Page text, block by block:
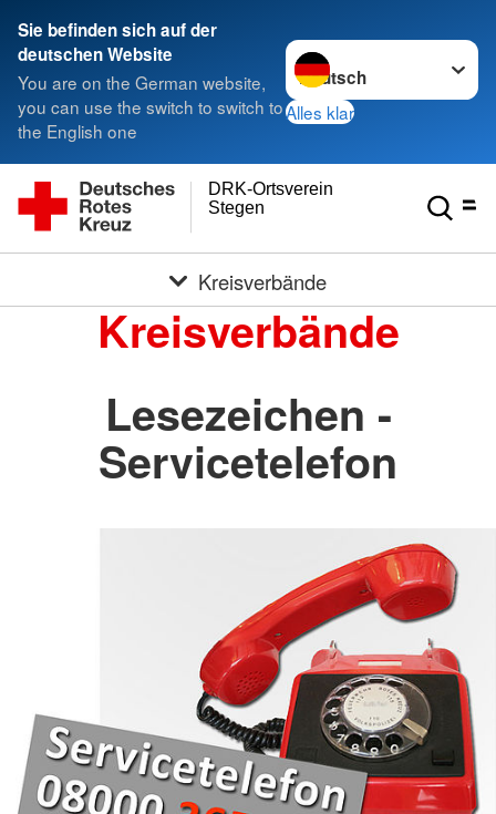
Sie befinden sich auf der
deutschen Website
You are on the German website,
you can use the switch to switch to
the English one
Sprache wechseln zu
Alles klar
Stegen
DRK-Ortsverein
Kreisverbände
Kreisverbände
Lesezeichen -
Servicetelefon